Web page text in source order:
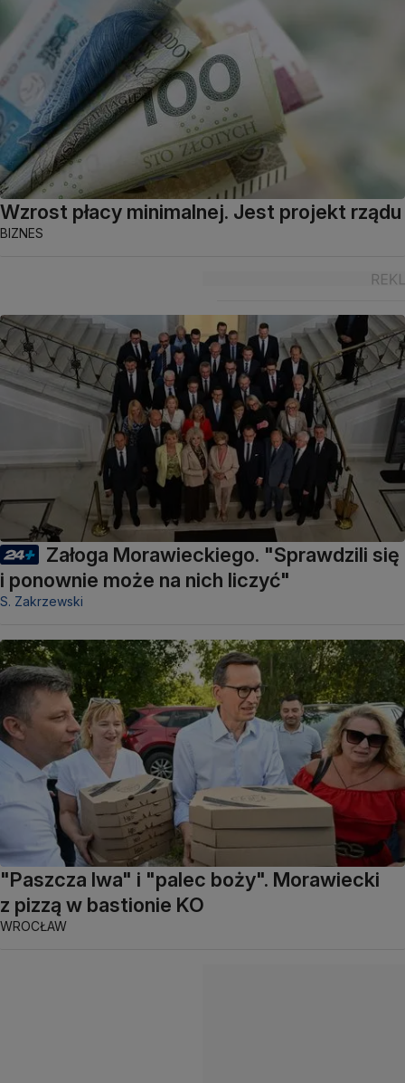
Wzrost płacy minimalnej. Jest projekt rządu
BIZNES
Załoga Morawieckiego. "Sprawdzili się
i ponownie może na nich liczyć"
S. Zakrzewski
"Paszcza lwa" i "palec boży". Morawiecki
z pizzą w bastionie KO
WROCŁAW